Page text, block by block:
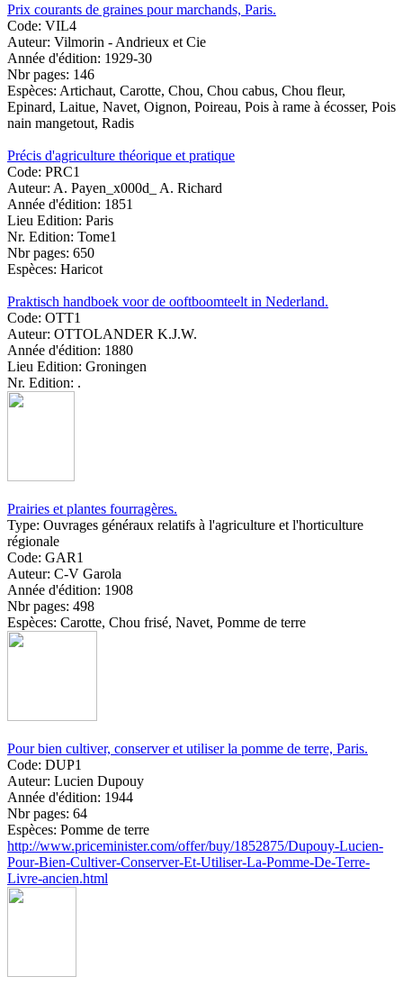
Prix courants de graines pour marchands, Paris.
Code: VIL4
Auteur: Vilmorin - Andrieux et Cie
Année d'édition: 1929-30
Nbr pages: 146
Espèces: Artichaut, Carotte, Chou, Chou cabus, Chou fleur,
Epinard, Laitue, Navet, Oignon, Poireau, Pois à rame à écosser, Pois
nain mangetout, Radis
Précis d'agriculture théorique et pratique
Code: PRC1
Auteur: A. Payen_x000d_ A. Richard
Année d'édition: 1851
Lieu Edition: Paris
Nr. Edition: Tome1
Nbr pages: 650
Espèces: Haricot
Praktisch handboek voor de ooftboomteelt in Nederland.
Code: OTT1
Auteur: OTTOLANDER K.J.W.
Année d'édition: 1880
Lieu Edition: Groningen
Nr. Edition: .
Prairies et plantes fourragères.
Type: Ouvrages généraux relatifs à l'agriculture et l'horticulture
régionale
Code: GAR1
Auteur: C-V Garola
Année d'édition: 1908
Nbr pages: 498
Espèces: Carotte, Chou frisé, Navet, Pomme de terre
Pour bien cultiver, conserver et utiliser la pomme de terre, Paris.
Code: DUP1
Auteur: Lucien Dupouy
Année d'édition: 1944
Nbr pages: 64
Espèces: Pomme de terre
http://www.priceminister.com/offer/buy/1852875/Dupouy-Lucien-
Pour-Bien-Cultiver-Conserver-Et-Utiliser-La-Pomme-De-Terre-
Livre-ancien.html